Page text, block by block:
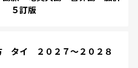
５訂版
タイ ２０２７～２０２８